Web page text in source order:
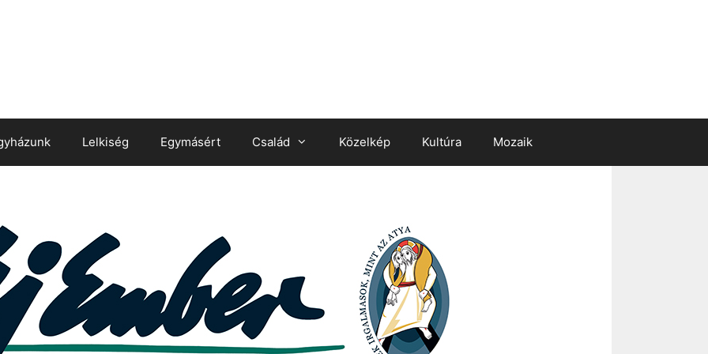
Lelkiség Egymásért Család Közelkép Kultúra Mozaik